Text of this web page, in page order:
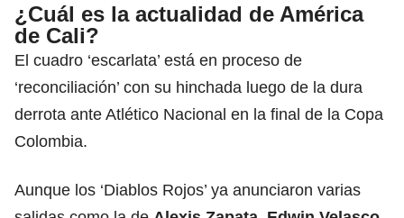
¿Cuál es la actualidad de América
de Cali?
El cuadro ‘escarlata’ está en proceso de
‘reconciliación’ con su hinchada luego de la dura
derrota ante Atlético Nacional en la final de la Copa
Colombia.
Aunque los ‘Diablos Rojos’ ya anunciaron varias